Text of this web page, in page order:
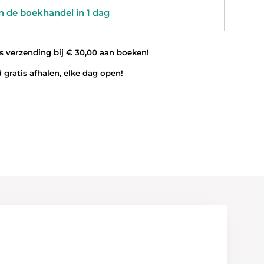
boekhandel in 1 dag
bij € 30,00 aan boeken!
afhalen, elke dag open!